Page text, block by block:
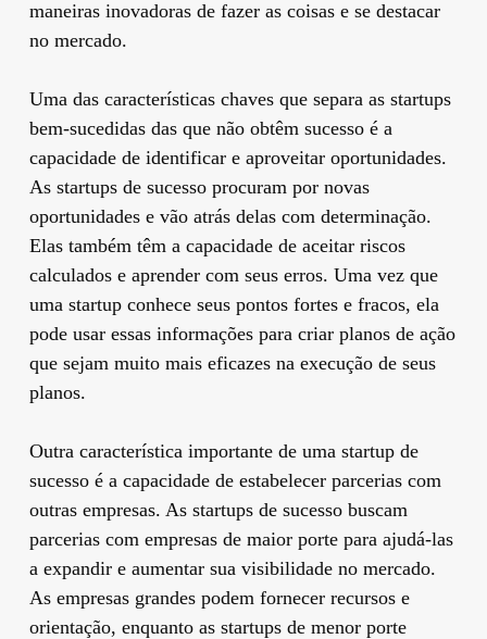
maneiras inovadoras de fazer as coisas e se destacar
no mercado.
Uma das características chaves que separa as startups
bem-sucedidas das que não obtêm sucesso é a
capacidade de identificar e aproveitar oportunidades.
As startups de sucesso procuram por novas
oportunidades e vão atrás delas com determinação.
Elas também têm a capacidade de aceitar riscos
calculados e aprender com seus erros. Uma vez que
uma startup conhece seus pontos fortes e fracos, ela
pode usar essas informações para criar planos de ação
que sejam muito mais eficazes na execução de seus
planos.
Outra característica importante de uma startup de
sucesso é a capacidade de estabelecer parcerias com
outras empresas. As startups de sucesso buscam
parcerias com empresas de maior porte para ajudá-las
a expandir e aumentar sua visibilidade no mercado.
As empresas grandes podem fornecer recursos e
orientação, enquanto as startups de menor porte